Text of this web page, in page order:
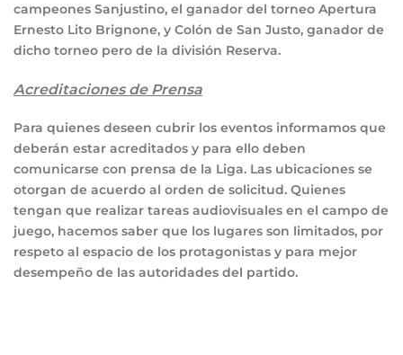
campeones Sanjustino, el ganador del torneo Apertura
Ernesto Lito Brignone, y Colón de San Justo, ganador de
dicho torneo pero de la división Reserva.
Acreditaciones de Prensa
Para quienes deseen cubrir los eventos informamos que
deberán estar acreditados y para ello deben
comunicarse con prensa de la Liga. Las ubicaciones se
otorgan de acuerdo al orden de solicitud. Quienes
tengan que realizar tareas audiovisuales en el campo de
juego, hacemos saber que los lugares son limitados, por
respeto al espacio de los protagonistas y para mejor
desempeño de las autoridades del partido.